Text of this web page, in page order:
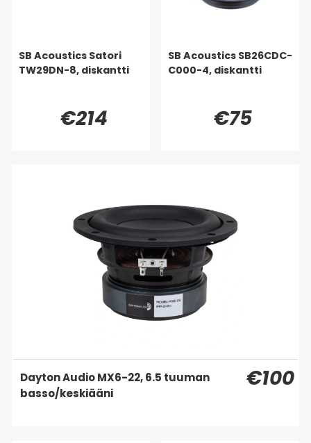
SB Acoustics Satori
TW29DN-8, diskantti
€214
SB Acoustics SB26CDC-
C000-4, diskantti
€75
Dayton Audio MX6-22, 6.5 tuuman
basso/keskiääni
€100